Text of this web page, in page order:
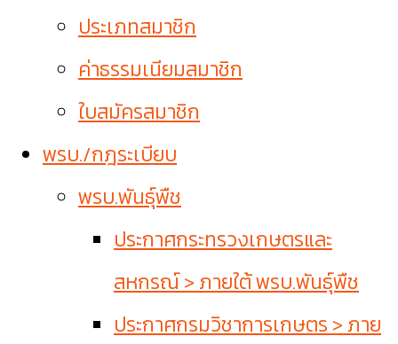
ประเภทสมาชิก
ค่าธรรมเนียมสมาชิก
ใบสมัครสมาชิก
พรบ./กฎระเบียบ
พรบ.พันธุ์พืช
ประกาศกระทรวงเกษตรและ
สหกรณ์ > ภายใต้ พรบ.พันธุ์พืช
ประกาศกรมวิชาการเกษตร > ภาย